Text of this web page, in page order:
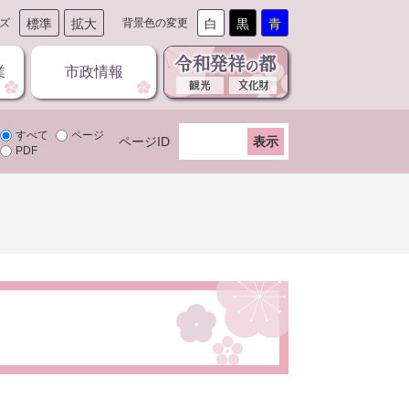
標準 拡大 背景色の変更 白 黒 青
市政情報
すべて
ページ
PDF
ページID